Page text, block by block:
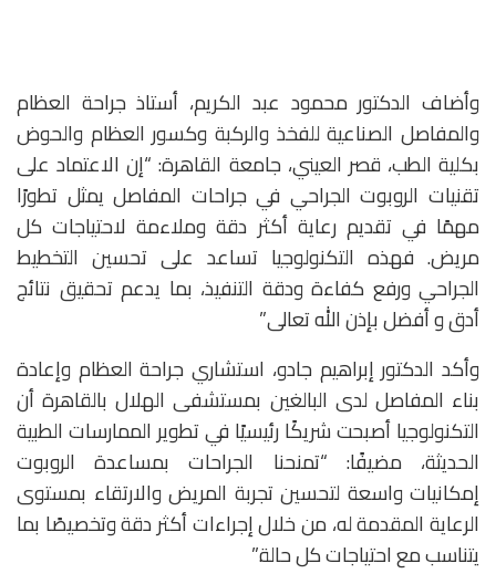
وأضاف الدكتور محمود عبد الكريم، أستاذ جراحة العظام
والمفاصل الصناعية للفخذ والركبة وكسور العظام والحوض
بكلية الطب، قصر العيني، جامعة القاهرة: “إن الاعتماد على
تقنيات الروبوت الجراحي في جراحات المفاصل يمثل تطورًا
مهمًا في تقديم رعاية أكثر دقة وملاءمة لاحتياجات كل
مريض. فهذه التكنولوجيا تساعد على تحسين التخطيط
الجراحي ورفع كفاءة ودقة التنفيذ، بما يدعم تحقيق نتائج
أدق و أفضل بإذن الله تعالى”
وأكد الدكتور إبراهيم جادو، استشاري جراحة العظام وإعادة
بناء المفاصل لدى البالغين بمستشفى الهلال بالقاهرة أن
التكنولوجيا أصبحت شريكًا رئيسيًا في تطوير الممارسات الطبية
الحديثة، مضيفًا: “تمنحنا الجراحات بمساعدة الروبوت
إمكانيات واسعة لتحسين تجربة المريض والارتقاء بمستوى
الرعاية المقدمة له، من خلال إجراءات أكثر دقة وتخصيصًا بما
يتناسب مع احتياجات كل حالة.”